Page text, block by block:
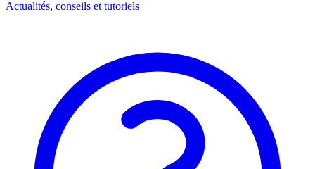
Actualités, conseils et tutoriels